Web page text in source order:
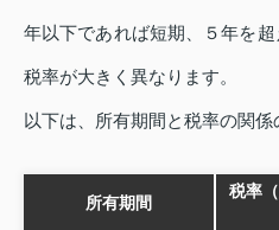
年以下であれば短期、５年を
税率が大きく異なります。
以下は、所有期間と税率の関係
所有期間
税率